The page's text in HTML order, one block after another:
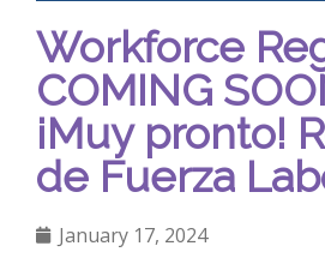
Workforce
COMING
¡Muy pronto!
de Fuerza
January 17, 2024